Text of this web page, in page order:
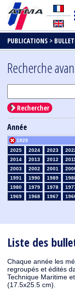
PUBLICATIONS >
Liste des
Chaque année les
regroupés et édités
Technique Maritime
(17.5x25.5 cm).
Recherche
Rechercher
Année
2025 2024 2023
2014
2013 2012 2011
2003
2002 2001
1991
1990 1989
1980
1979 1978
1969
1968 1967
1931
1930
1929
1926